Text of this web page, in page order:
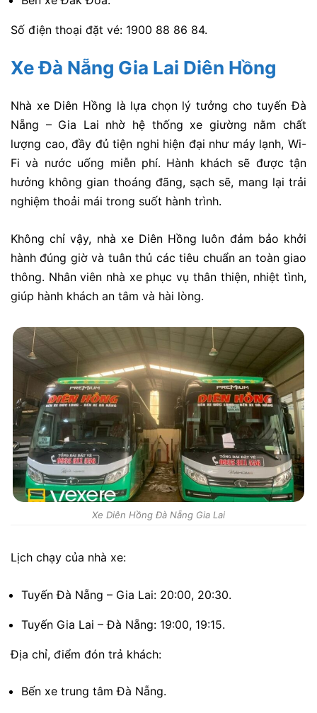
Số điện thoại đặt vé: 1900 88 86 84.
Xe Đà Nẵng Gia Lai Diên Hồng
Nhà xe Diên Hồng là lựa chọn lý tưởng cho tuyến Đà
Nẵng – Gia Lai nhờ hệ thống xe giường nằm chất
lượng cao, đầy đủ tiện nghi hiện đại như máy lạnh, Wi-
Fi và nước uống miễn phí. Hành khách sẽ được tận
hưởng không gian thoáng đãng, sạch sẽ, mang lại trải
nghiệm thoải mái trong suốt hành trình.
Không chỉ vậy, nhà xe Diên Hồng luôn đảm bảo khởi
hành đúng giờ và tuân thủ các tiêu chuẩn an toàn giao
thông. Nhân viên nhà xe phục vụ thân thiện, nhiệt tình,
giúp hành khách an tâm và hài lòng.
Xe Diên Hồng Đà Nẵng Gia Lai
Lịch chạy của nhà xe:
Tuyến Đà Nẵng – Gia Lai: 20:00, 20:30.
Tuyến Gia Lai – Đà Nẵng: 19:00, 19:15.
Địa chỉ, điểm đón trả khách:
Bến xe trung tâm Đà Nẵng.